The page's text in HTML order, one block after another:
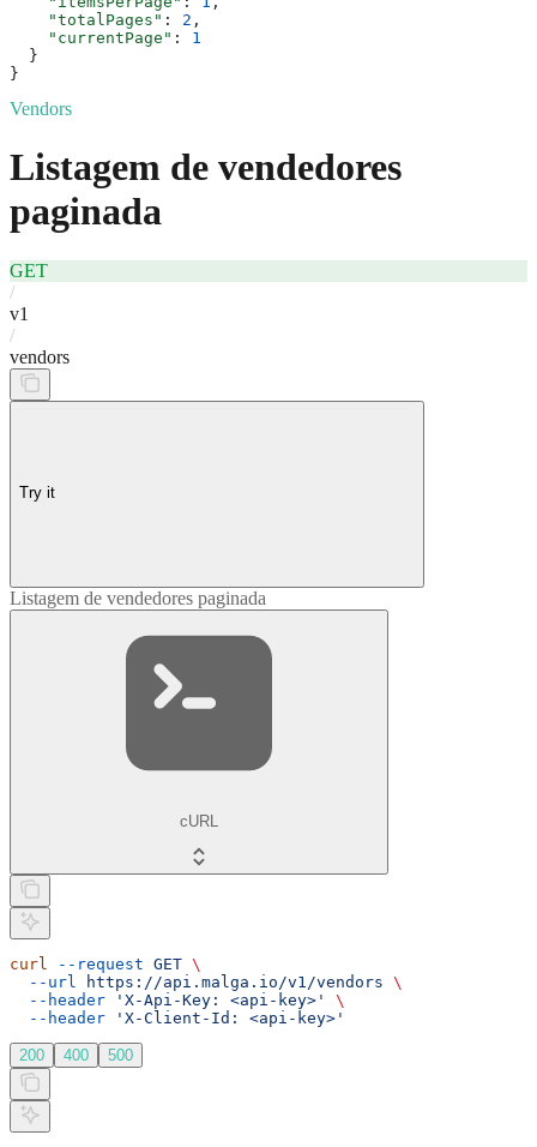
    "totalPages"
: 2 ,
    "currentPage"
: 1
  }
}
Vendors
Listagem de vendedores
paginada
GET
/
v1
/
vendors
Try it
Listagem de vendedores paginada
cURL
curl --request GET \
  --url
https://api.malga.io/v1/vendors \
  --header
'X-Api-Key: <api-key>'
\
  --header
'X-Client-Id: <api-key>'
200 400 500